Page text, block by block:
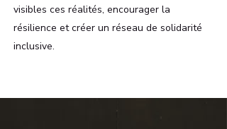
visibles ces réalités, encourager la
résilience et créer un réseau de solidarité
inclusive.